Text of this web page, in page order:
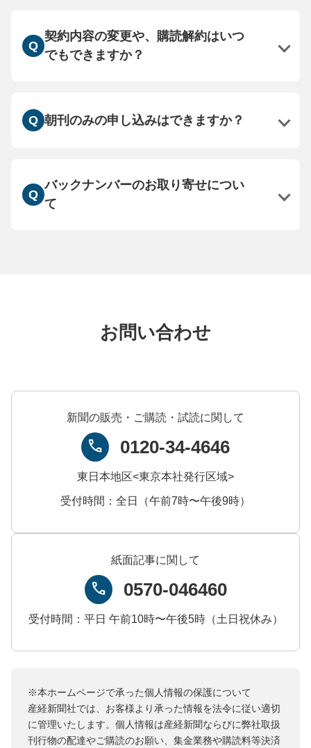
契約内容の変更や、購読解約はいつ
でもできますか？
朝刊のみの申し込みはできますか？
バックナンバーのお取り寄せについ
て
お問い合わせ
新聞の販売・ご購読・試読に関して
call 0120-34-4646
東日本地区<東京本社発行区域>
受付時間：全日（午前7時〜午後9時）
紙面記事に関して
call 0570-046460
受付時間：平日 午前10時〜午後5時（土日祝休み）
※本ホームページで承った個人情報の保護について
産経新聞社では、お客様より承った情報を法令に従い適切
に管理いたします。個人情報は産経新聞ならびに弊社取扱
刊行物の配達やご購読のお願い、集金業務や購読料等決済